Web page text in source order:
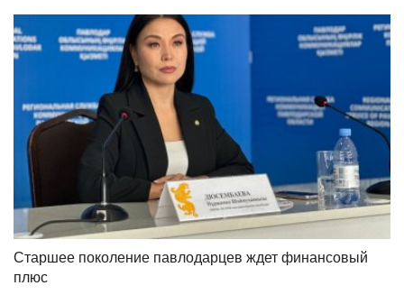
Старшее поколение павлодарцев ждет финансовый
плюс